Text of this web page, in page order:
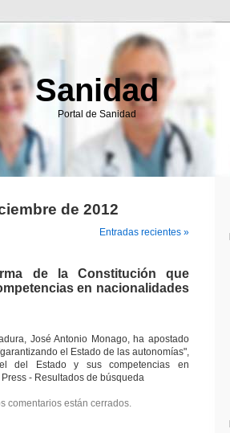
Sanidad
Portal de Sanidad
de 2012
Entradas recientes »
de la Constitución que
en nacionalidades
José Antonio Monago, ha apostado
el Estado de las autonomías",
del Estado y sus competencias en
- Resultados de búsqueda
comentarios están cerrados.